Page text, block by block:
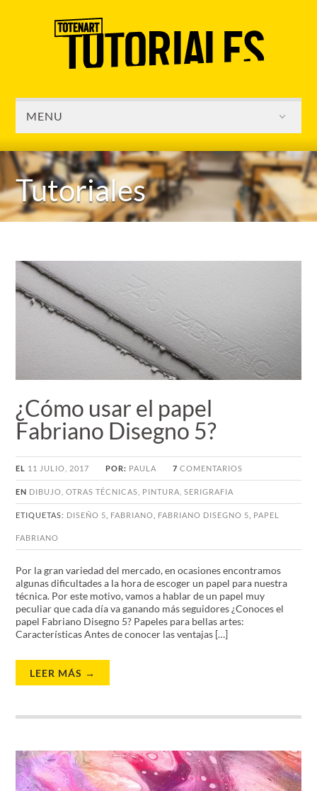
MENU
Tutoriales
¿Cómo usar el papel
Fabriano Disegno 5?
EL 11 JULIO, 2017 POR: PAULA 7 COMENTARIOS
EN DIBUJO ,OTRAS TÉCNICAS PINTURA ,SERIGRAFIA
ETIQUETAS: DISEÑO 5 FABRIANO FABRIANO DISEGNO 5 PAPEL
FABRIANO
Por la gran variedad del mercado, en ocasiones encontramos
algunas dificultades a la hora de escoger un papel para nuestra
técnica. Por este motivo, vamos a hablar de un papel muy
peculiar que cada día va ganando más seguidores ¿Conoces el
papel Fabriano Disegno 5? Papeles para bellas artes:
Características Antes de conocer las ventajas […]
LEER MÁS →